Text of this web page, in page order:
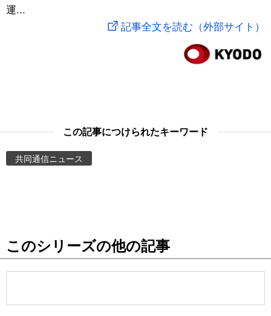
People
運...
記事全文を読む（外部サイト）
この記事につけられたキーワード
共同通信ニュース
このシリーズの他の記事